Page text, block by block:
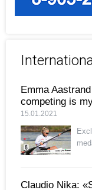
Emma
competing is
15.01.2021
Claudio Nika: